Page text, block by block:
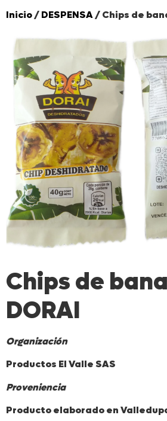
Inicio/DESPENSA/ Chips de
Chips de
DORAI
Organización
Productos El Valle SAS
Proveniencia
Producto elaborado en